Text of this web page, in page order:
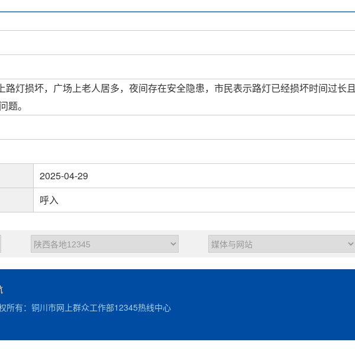
灯损坏，广场上老人居多，夜间存在安全隐患，市民表示路灯已经损坏时间过长
题。
2025-04-29
呼入
有：铜川市网上群众工作部12345热线中心